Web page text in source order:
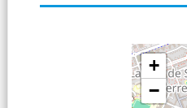
+
−